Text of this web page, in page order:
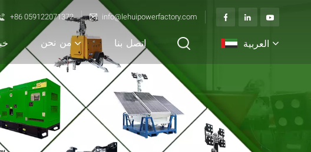
+86 059122071372 info@lehuipowerfactory.com
من نحن اتصل بنا العربية
English
français
Deutsch